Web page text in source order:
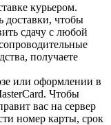
курьером.
доставки, чтобы
сдачу с любой
получаете
или оформлении в
Чтобы
вас на сервер
номер карты, срок